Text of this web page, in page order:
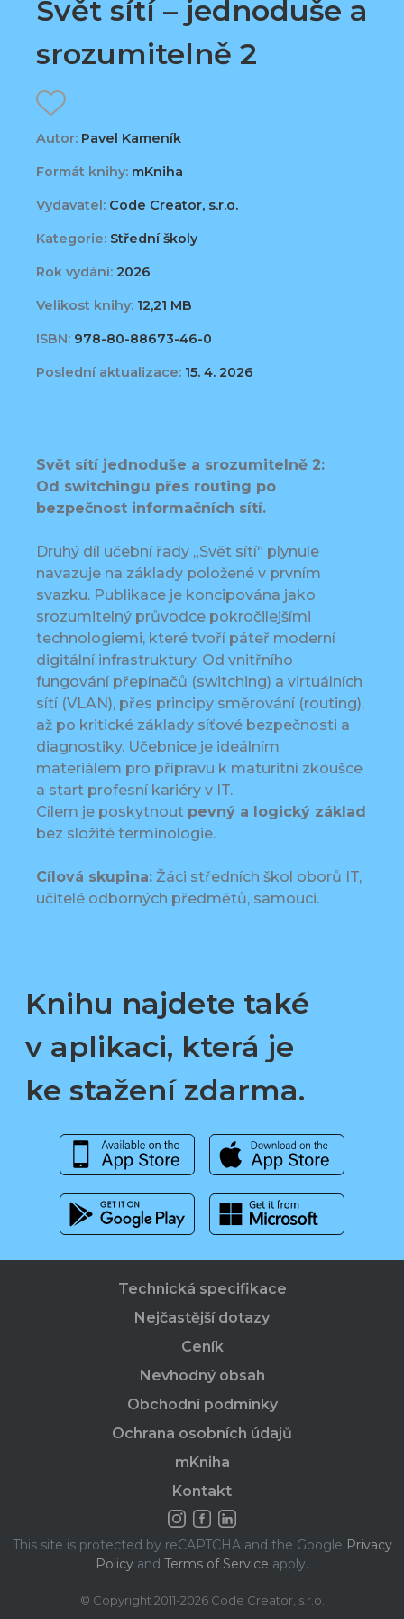
Svět sítí – jednoduše a
srozumitelně 2
Autor: Pavel Kameník
Formát knihy: mKniha
Vydavatel: Code Creator, s.r.o.
Kategorie: Střední školy
Rok vydání: 2026
Velikost knihy: 12,21 MB
ISBN: 978-80-88673-46-0
Poslední aktualizace: 15. 4. 2026
Svět sítí jednoduše a srozumitelně 2:
Od switchingu přes routing po
bezpečnost informačních sítí.
Druhý díl učební řady „Svět sítí“ plynule
navazuje na základy položené v prvním
svazku. Publikace je koncipována jako
srozumitelný průvodce pokročilejšími
technologiemi, které tvoří páteř moderní
digitální infrastruktury. Od vnitřního
fungování přepínačů (switching) a virtuálních
sítí (VLAN), přes principy směrování (routing),
až po kritické základy síťové bezpečnosti a
diagnostiky. Učebnice je ideálním
materiálem pro přípravu k maturitní zkoušce
a start profesní kariéry v IT.
Cílem je poskytnout pevný a logický základ
bez složité terminologie.
Cílová skupina: Žáci středních škol oborů IT,
učitelé odborných předmětů, samouci.
Knihu najdete také
v aplikaci, která je
ke stažení zdarma.
Technická specifikace
Nejčastější dotazy
Ceník
Nevhodný obsah
Obchodní podmínky
Ochrana osobních údajů
mKniha
Kontakt
This site is protected by reCAPTCHA and the Google Privacy
Policy and Terms of Service apply.
© Copyright 2011-2026 Code Creator, s.r.o.